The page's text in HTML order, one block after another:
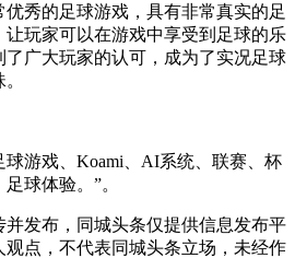
优秀的足球游戏，具有非常真实的足
玩家可以在游戏中享受到足球的乐
广大玩家的认可，成为了实况足球
球游戏、Koami、AI系统、联赛、杯
球体验。”。
发布，同城头条仅提供信息发布平
点，不代表同城头条立场，未经作